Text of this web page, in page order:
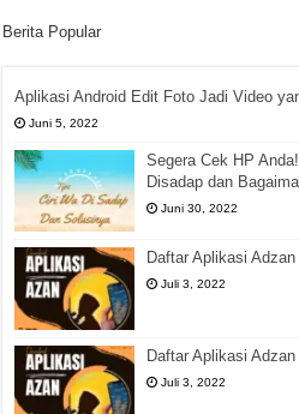
Berita Popular
Aplikasi Android Edit Foto Jadi Video
Juni 5, 2022
Segera Cek HP
Disadap dan
Juni 30, 2022
Daftar Aplikasi
Juli 3, 2022
Daftar Aplikasi
Juli 3, 2022